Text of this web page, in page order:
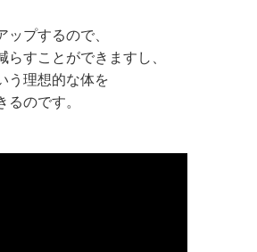
ップするので、
すことができますし、
う理想的な体を
るのです。